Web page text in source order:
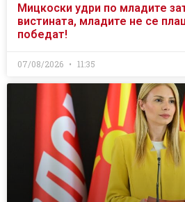
Мицкоски удри по младите
вистината, младите не се
победат!
07/08/2026 11:35